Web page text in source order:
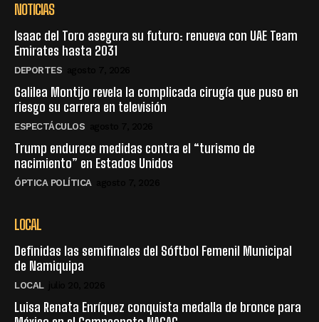
NOTICIAS
Isaac del Toro asegura su futuro: renueva con UAE Team
Emirates hasta 2031
DEPORTES
Galilea Montijo revela la complicada cirugía que puso en
riesgo su carrera en televisión
ESPECTÁCULOS
Trump endurece medidas contra el “turismo de
nacimiento” en Estados Unidos
ÓPTICA POLÍTICA
LOCAL
Definidas las semifinales del Sóftbol Femenil Municipal
de Namiquipa
LOCAL
Luisa Renata Enríquez conquista medalla de bronce para